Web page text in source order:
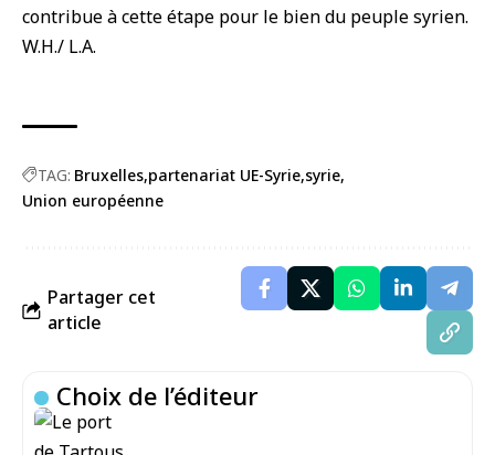
contribue à cette étape pour le bien du peuple syrien.
W.H./ L.A.
TAG: Bruxelles partenariat UE-Syrie syrie
Union européenne
Partager cet
article
Choix de l’éditeur